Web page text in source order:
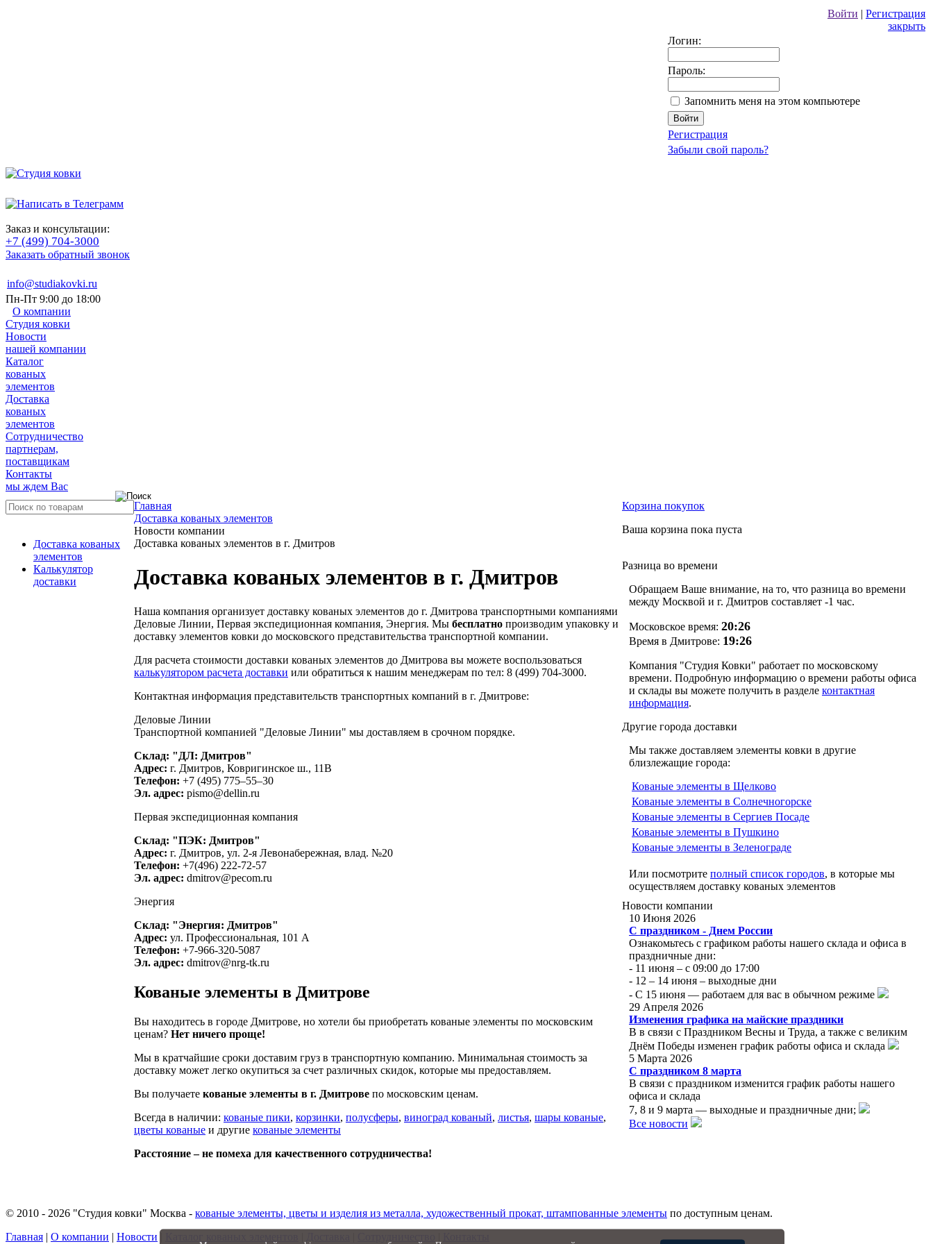
Войти | Регистрация
закрыть
Логин:
Пароль:
Запомнить меня на этом компьютере
Регистрация
Забыли свой пароль?
Заказ и консультации:
+7 (499) 704-3000
Заказать обратный звонок
info@studiakovki.ru
Пн-Пт 9:00 до 18:00
О компании
Студия ковки
Новости
нашей компании
Каталог
кованых
элементов
Доставка
кованых
элементов
Сотрудничество
партнерам,
поставщикам
Контакты
мы ждем Вас
Доставка кованых
элементов
Калькулятор
доставки
Главная
Доставка кованых элементов
Новости компании
Доставка кованых элементов в г. Дмитров
Доставка кованых элементов в г. Дмитров
Наша компания организует доставку кованых элементов до г. Дмитрова транспортными компаниями
Деловые Линии, Первая экспедиционная компания, Энергия. Мы бесплатно производим упаковку и
доставку элементов ковки до московского представительства транспортной компании.
Для расчета стоимости доставки кованых элементов до Дмитрова вы можете воспользоваться
калькулятором расчета доставки или обратиться к нашим менеджерам по тел: 8 (499) 704-3000.
Контактная информация представительств транспортных компаний в г. Дмитрове:
Деловые Линии
Транспортной компанией "Деловые Линии" мы доставляем в срочном порядке.
Склад: "ДЛ: Дмитров"
Адрес: г. Дмитров, Ковригинское ш., 11В
Телефон: +7 (495) 775–55–30
Эл. адрес: pismo@dellin.ru
Первая экспедиционная компания
Склад: "ПЭК: Дмитров"
Адрес: г. Дмитров, ул. 2-я Левонабережная, влад. №20
Телефон: +7(496) 222-72-57
Эл. адрес: dmitrov@pecom.ru
Энергия
Склад: "Энергия: Дмитров"
Адрес: ул. Профессиональная, 101 А
Телефон: +7-966-320-5087
Эл. адрес: dmitrov@nrg-tk.ru
Кованые элементы в Дмитрове
Вы находитесь в городе Дмитрове, но хотели бы приобретать кованые элементы по московским
ценам? Нет ничего проще!
Мы в кратчайшие сроки доставим груз в транспортную компанию. Минимальная стоимость за
доставку может легко окупиться за счет различных скидок, которые мы предоставляем.
Вы получаете кованые элементы в г. Дмитрове по московским ценам.
Всегда в наличии: кованые пики, корзинки, полусферы, виноград кованый, листья, шары кованые,
цветы кованые и другие кованые элементы
Расстояние – не помеха для качественного сотрудничества!
Корзина покупок
Ваша корзина пока пуста
Разница во времени
Обращаем Ваше внимание, на то, что разница во времени
между Москвой и г. Дмитров составляет -1 час.
Московское время: 20:26
Время в Дмитрове: 19:26
Компания "Студия Ковки" работает по московскому
времени. Подробную информацию о времени работы офиса
и склады вы можете получить в разделе контактная
информация.
Другие города доставки
Мы также доставляем элементы ковки в другие
близлежащие города:
Кованые элементы в Щелково
Кованые элементы в Солнечногорске
Кованые элементы в Сергиев Посаде
Кованые элементы в Пушкино
Кованые элементы в Зеленограде
Или посмотрите полный список городов, в которые мы
осуществляем доставку кованых элементов
Новости компании
10 Июня 2026
С праздником - Днем России
Ознакомьтесь с графиком работы нашего склада и офиса в
праздничные дни:
- 11 июня – с 09:00 до 17:00
- 12 – 14 июня – выходные дни
- С 15 июня — работаем для вас в обычном режиме
29 Апреля 2026
Изменения графика на майские праздники
В в связи с Праздником Весны и Труда, а также с великим
Днём Победы изменен график работы офиса и склада
5 Марта 2026
С праздником 8 марта
В связи с праздником изменится график работы нашего
офиса и склада
7, 8 и 9 марта — выходные и праздничные дни;
Все новости
© 2010 - 2026 "Студия ковки" Москва - кованые элементы, цветы и изделия из металла, художественный прокат, штампованные элементы по доступным ценам.
Главная | О компании | Новости